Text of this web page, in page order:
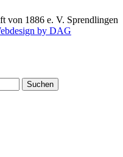
von 1886 e. V. Sprendlingen
by DAG
Suchen